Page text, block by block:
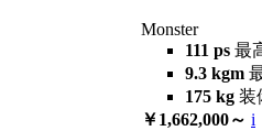
Monster
111 ps 最
9.3 kgm
175 kg 装
￥1,662,000～ i